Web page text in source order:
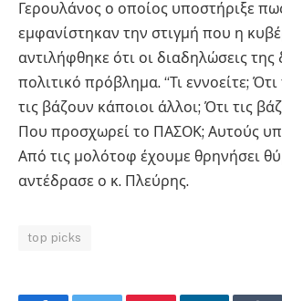
Γερουλάνος ο οποίος υποστήριξε
εμφανίστηκαν την στιγμή που η
αντιλήφθηκε ότι οι διαδηλώσεις
πολιτικό πρόβλημα. “Τι εννοείτε;
τις βάζουν κάποιοι άλλοι; Ότι τις
Που προσχωρεί το ΠΑΣΟΚ; Αυτούς
Από τις μολότοφ έχουμε θρηνήσει
αντέδρασε ο κ. Πλεύρης.
top picks